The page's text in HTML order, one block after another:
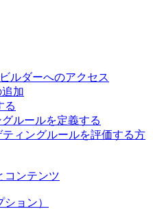
ルダーへのアクセス
加
る
ルールを定義する
ティングルールを評価する方
コンテンツ
ョン）